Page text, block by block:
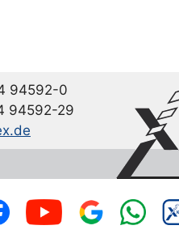
94592-0
94592-29